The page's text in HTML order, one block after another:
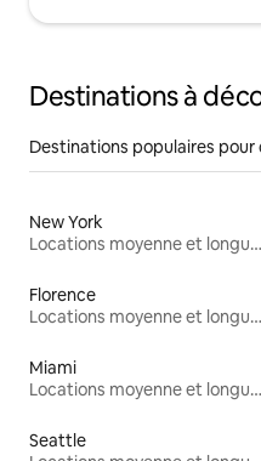
Destinations à
Destinations populaires pour
New York
Locations moyenne et longue durée
Florence
Locations moyenne et longue durée
Miami
Locations moyenne et longue durée
Seattle